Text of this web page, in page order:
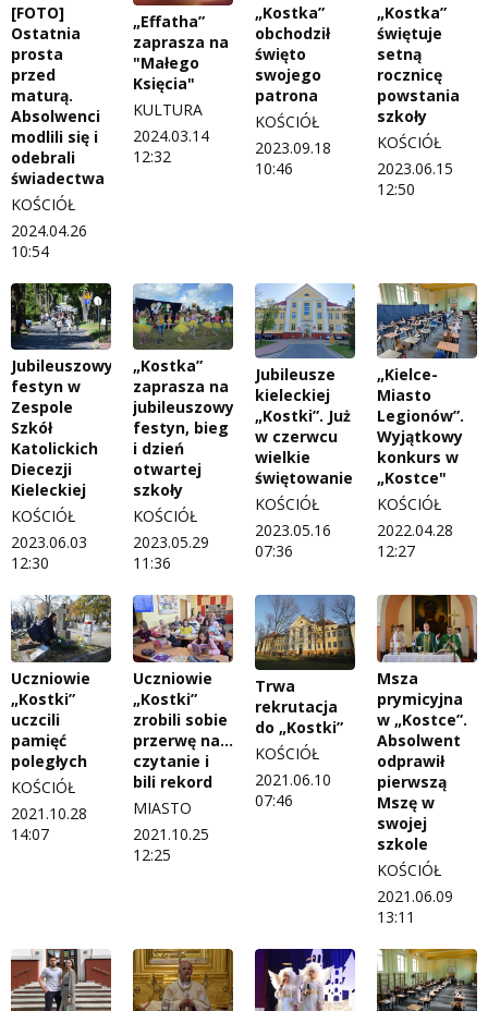
[FOTO]
Ostatnia
prosta
przed
maturą.
Absolwenci
modlili się i
odebrali
świadectwa
KOŚCIÓŁ
2024.04.26
10:54
„Effatha”
zaprasza na
"Małego
Księcia"
KULTURA
2024.03.14
12:32
„Kostka”
obchodził
święto
swojego
patrona
KOŚCIÓŁ
2023.09.18
10:46
„Kostka”
świętuje
setną
rocznicę
powstania
szkoły
KOŚCIÓŁ
2023.06.15
12:50
Jubileuszowy
festyn w
Zespole
Szkół
Katolickich
Diecezji
Kieleckiej
KOŚCIÓŁ
2023.06.03
12:30
„Kostka”
zaprasza na
jubileuszowy
festyn, bieg
i dzień
otwartej
szkoły
KOŚCIÓŁ
2023.05.29
11:36
Jubileusze
kieleckiej
„Kostki”. Już
w czerwcu
wielkie
świętowanie
KOŚCIÓŁ
2023.05.16
07:36
„Kielce-
Miasto
Legionów”.
Wyjątkowy
konkurs w
„Kostce"
KOŚCIÓŁ
2022.04.28
12:27
Uczniowie
„Kostki”
uczcili
pamięć
poległych
KOŚCIÓŁ
2021.10.28
14:07
Uczniowie
„Kostki”
zrobili sobie
przerwę na…
czytanie i
bili rekord
MIASTO
2021.10.25
12:25
Trwa
rekrutacja
do „Kostki”
KOŚCIÓŁ
2021.06.10
07:46
Msza
prymicyjna
w „Kostce”.
Absolwent
odprawił
pierwszą
Mszę w
swojej
szkole
KOŚCIÓŁ
2021.06.09
13:11